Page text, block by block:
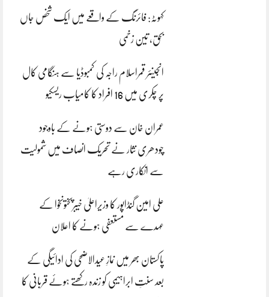
کہوٹہ: فائرنگ کے واقعے میں ایک شخص جاں
بحق، تین زخمی
انجینئر قمراسلام راجہ کی کمبوڈیا سے ہنگامی کال
پر چکری میں 16 افراد کا کامیاب ریسکیو
عمران خان سے دوستی ہونے کے باوجود
چودھری نثار نے تحریک انصاف میں شمولیت
سے انکاری رہے
علی امین گنڈاپور کا وزیراعلیٰ خیبرپختونخوا کے
عہدے سے مستعفی ہونے کا اعلان
پاکستان بھر میں نمازِ عیدالاضحی کی ادائیگی کے
بعد سنتِ ابراہیمی کو زندہ رکھتے ہوئے قربانی کا